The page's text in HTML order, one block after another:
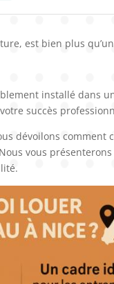
est bien plus
installé dans
succès
dévoilons comment
vous